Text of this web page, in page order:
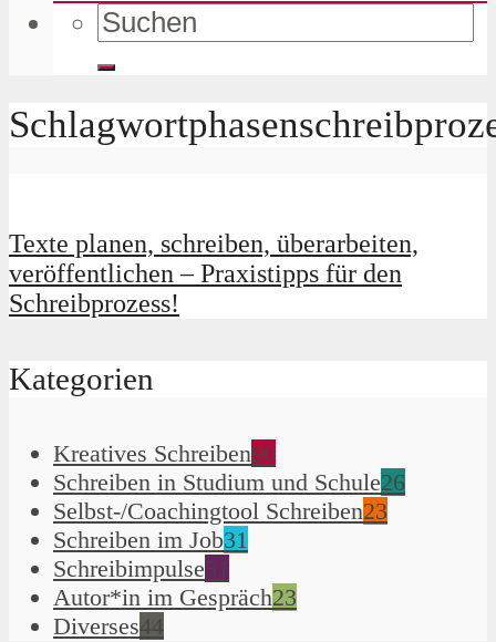
Texte planen, schreiben, überarbeiten,
veröffentlichen – Praxistipps für den
Schreibprozess!
Kategorien
Kreatives Schreiben90
Schreiben in Studium und Schule26
Selbst-/Coachingtool Schreiben23
Schreiben im Job31
Schreibimpulse51
Autor*in im Gespräch23
Diverses44